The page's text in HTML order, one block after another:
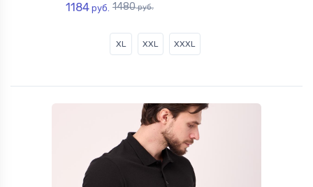
1184 руб. 1480руб.
XL XXL XXXL